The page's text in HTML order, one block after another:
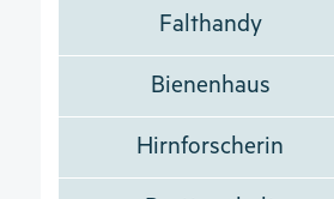
Falthandy
Bienenhaus
Hirnforscherin